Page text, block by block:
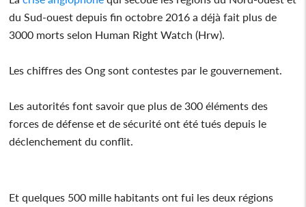
du Sud-ouest depuis fin octobre 2016 a déjà fait plus de
3000 morts selon Human Right Watch (Hrw).
Les chiffres des Ong sont contestes par le gouvernement.
Les autorités font savoir que plus de 300 éléments des
forces de défense et de sécurité ont été tués depuis le
déclenchement du conflit.
Et quelques 500 mille habitants ont fui les deux régions